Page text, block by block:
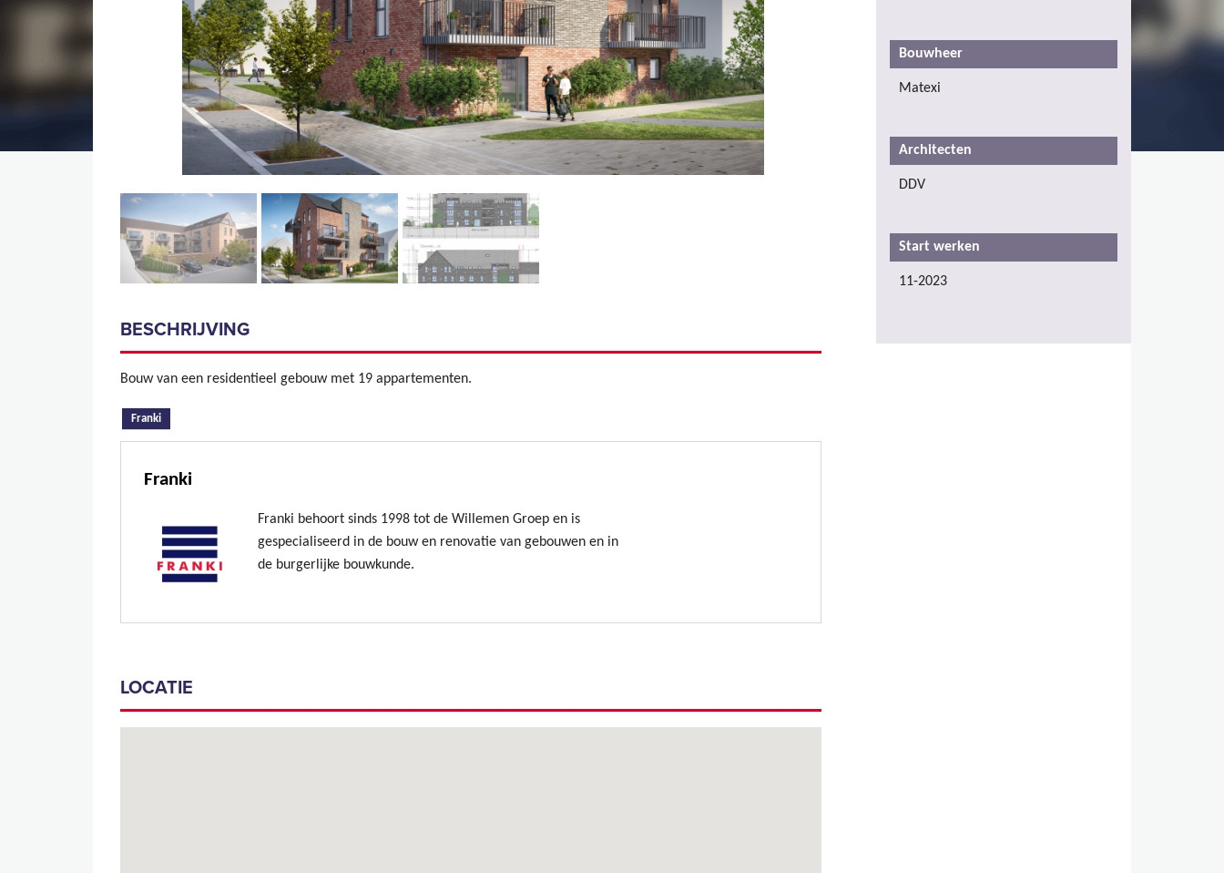
BESCHRIJVING
Bouw van een residentieel gebouw met 19 appartementen.
Franki
Franki
Franki behoort sinds 1998 tot de Willemen Groep en is
gespecialiseerd in de bouw en renovatie van gebouwen en in
de burgerlijke bouwkunde.
LOCATIE
Bouwheer
Matexi
Architecten
DDV
Start werken
11-2023